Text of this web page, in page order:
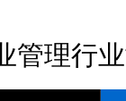
管理行